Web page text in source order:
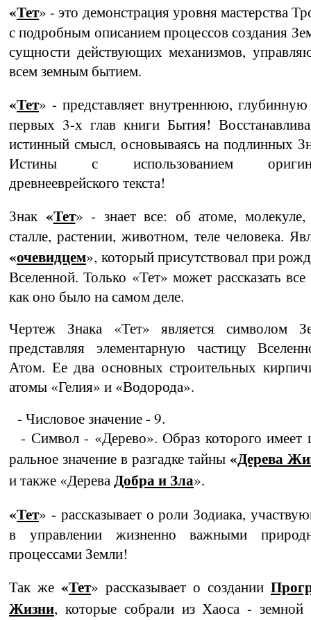
«Тет» - это демонстрация уровня мастерства
с подробным описанием процессов созда­ния
сущности действующих механизмов,
всем земным бытием.
«Тет» - представляет внутреннюю, глубинную
первых 3-х глав книги Бытия!
истинный смысл, основываясь на подлинных
Истины с использованием
древнееврейского текста!
Знак «Тет» - знает все: об атоме,
сталле, растении, животном, теле человека.
«очевидцем», который присутствовал при
Вселенной. Только «Тет» может расска­зать все
как оно было на самом деле.
Чертеж Знака «Тет» является символом
представляя элементарную частицу
Атом. Ее два основных строительных
атомы «Гелия» и «Водорода».
- Числовое значение - 9.
- Символ - «Дерево». Образ которого имеет
ральное значение в разгадке тайны «Дерева
и также «ДереваДобра и Зла».
«Тет» - рассказывает о роли Зодиака,
в управлении жизненно важными
процессами Земли!
Так же «Тет» рассказывает о создании
Жизни, которые собрали из Хаоса -